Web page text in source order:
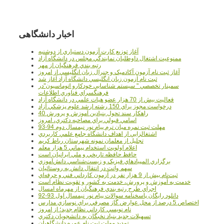
اخبار دانشگاهی
آغاز توزيع کارت آزمون دستياري از دوشنبه
ممنوعيت اشتغال داوطلبان نمايندگي مجلس در دانشگاه آزاد
رتبه بندي فرهنگيان از مهر
آغاز ثبت نام آزمون آکادميک و جنرال زبان انگليسي از امروز
ثبت نام آزمون زبان انگليسي دانشگاه آزاد آغاز شد
سمينار تخصصي " سيستم شناسايي خودکارو اتوماسيون"در
فرهنگسراي فناوري اطلاعات
فعاليت بيش از 70 هزار عضو هيات علمي در دانشگاه آزاد
درخواست مجوز براي 150 رشته ارشد علوم پزشکي آزاد
40 راهکار سند تحول بنيادين آموزش و پرورش
اسامي قبولي براي مصاحبه دکتري، امروز
مهلت ثبت نمره میان ترم پیام نور نیمسال دوم 94-93
اشتغالزايي از اهداف دانشگاه جامع علمي کاربردي
تجليل از معلمان نمونه شهرستان رباط کريم
اعلام اولويت استخدام پيماني 5 هزار معلم
حافظ حافظه تاريخي و ملي ايرانيان است
برگزاري المپيادهاي فيزيک و زيست‌شناسي دانش‌آموزي
سهم وانت در انتقال دانش به روستائيان
ثبت‌نام بيش از 9 هزار نفر در آزمون کارداني فني و حرفه‌اي
خدمت به آموزش و پرورش، خدمت به کشور و تقويت نظام است
اجراي طرح رتبه بندي فرهنگيان از مهرماه امسال
دانلود رایگان پاسخنامه سوالات پیام نور نیمسال اول 93-92
اختصاص 5 درصد از محل عوارض گاز مصرفي براي نوسازي مدارس
نام نويسي کارداني نظام جديد؛ از امروز
تسهيلات جديد بنياد نخبگان به دانشجويان دکتري